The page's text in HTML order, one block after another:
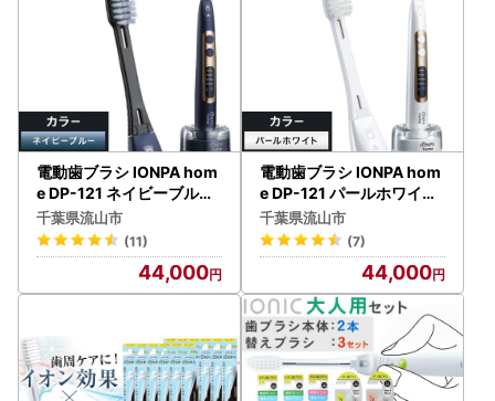
電動歯ブラシ IONPA hom
e DP-121 ネイビーブルー
| 歯ブラシ
千葉県流山市
(11)
44,000
電動歯ブラシ IONPA hom
e DP-121 パールホワイト
| 歯ブラシ
千葉県流山市
(7)
44,000